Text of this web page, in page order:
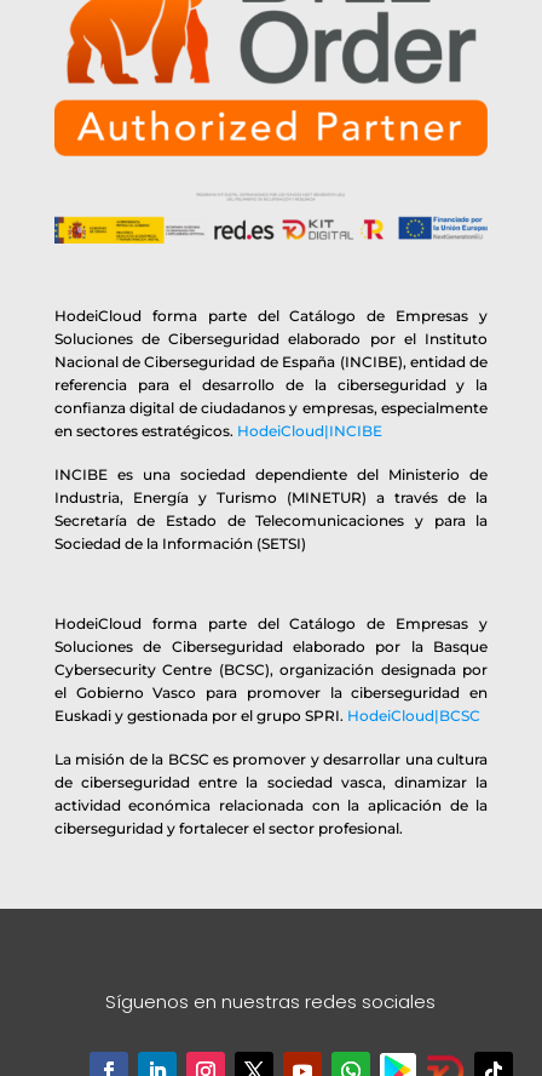
HodeiCloud forma parte del Catálogo de Empresas y
Soluciones de Ciberseguridad elaborado por el Instituto
Nacional de Ciberseguridad de España (INCIBE), entidad de
referencia para el desarrollo de la ciberseguridad y la
confianza digital de ciudadanos y empresas, especialmente
en sectores estratégicos. HodeiCloud|INCIBE
INCIBE es una sociedad dependiente del Ministerio de
Industria, Energía y Turismo (MINETUR) a través de la
Secretaría de Estado de Telecomunicaciones y para la
Sociedad de la Información (SETSI)
HodeiCloud forma parte del Catálogo de Empresas y
Soluciones de Ciberseguridad elaborado por la Basque
Cybersecurity Centre (BCSC), organización designada por
el Gobierno Vasco para promover la ciberseguridad en
Euskadi y gestionada por el grupo SPRI. HodeiCloud|BCSC
La misión de la BCSC es promover y desarrollar una cultura
de ciberseguridad entre la sociedad vasca, dinamizar la
actividad económica relacionada con la aplicación de la
ciberseguridad y fortalecer el sector profesional.
Síguenos en nuestras redes sociales